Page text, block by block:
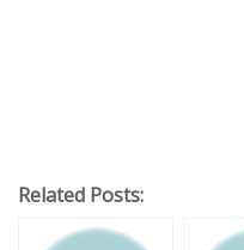
Related Posts: